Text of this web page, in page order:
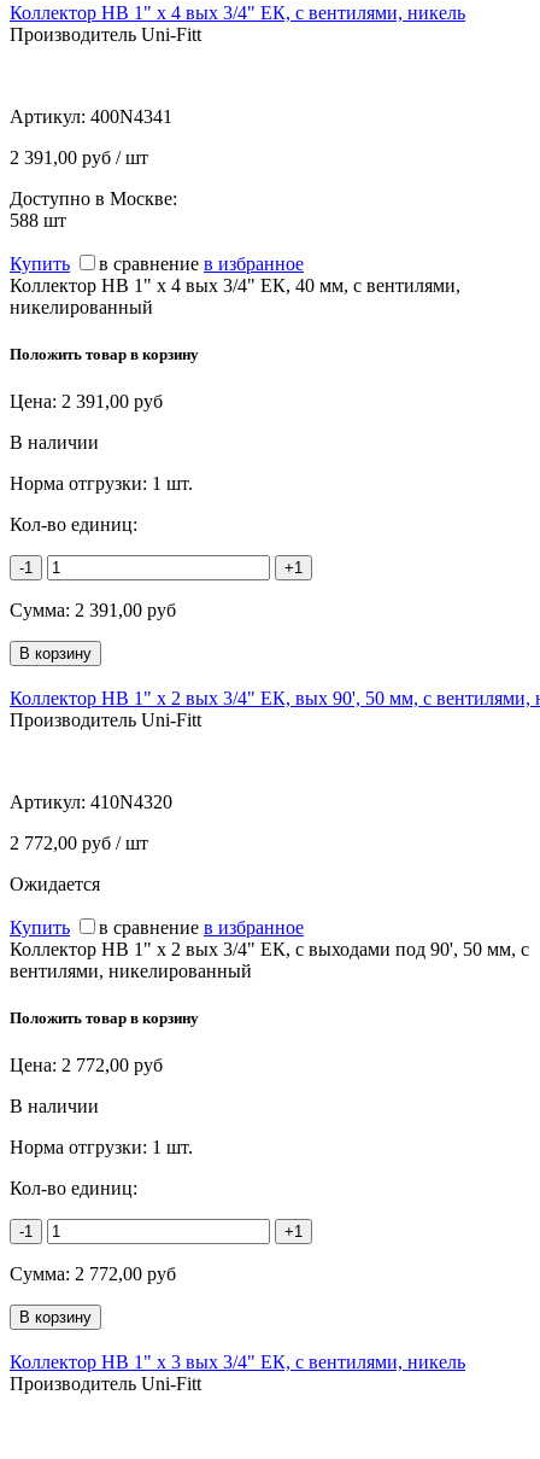
Коллектор НВ 1" х 4 вых 3/4" ЕК, с вентилями, никель
Производитель Uni-Fitt
Артикул: 400N4341
2 391,00 руб / шт
Доступно в Москве:
588 шт
Купить в сравнение в избранное
Коллектор НВ 1" х 4 вых 3/4" ЕК, 40 мм, с вентилями,
никелированный
Положить товар в корзину
Цена: 2 391,00 руб
В наличии
Норма отгрузки: 1 шт.
Кол-во единиц:
-1 +1
Сумма: 2 391,00 руб
Коллектор НВ 1" х 2 вых 3/4" ЕК, вых 90', 50 мм, с вентилями,
Производитель Uni-Fitt
Артикул: 410N4320
2 772,00 руб / шт
Ожидается
Купить в сравнение в избранное
Коллектор НВ 1" х 2 вых 3/4" ЕК, с выходами под 90', 50 мм, с
вентилями, никелированный
Положить товар в корзину
Цена: 2 772,00 руб
В наличии
Норма отгрузки: 1 шт.
Кол-во единиц:
-1 +1
Сумма: 2 772,00 руб
Коллектор НВ 1" х 3 вых 3/4" ЕК, с вентилями, никель
Производитель Uni-Fitt